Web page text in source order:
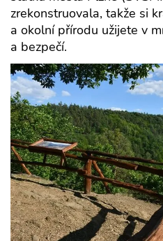
zrekonstruovala, takže si
a okolní přírodu užijete v
a bezpečí.